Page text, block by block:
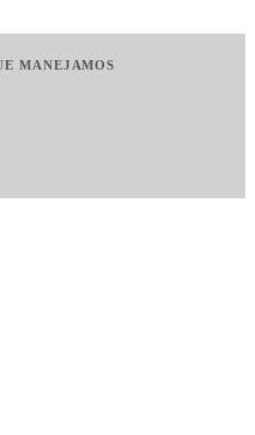
MANEJAMOS